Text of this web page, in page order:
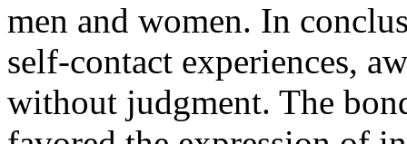
men and women. In
self-contact experiences,
without judgment. The